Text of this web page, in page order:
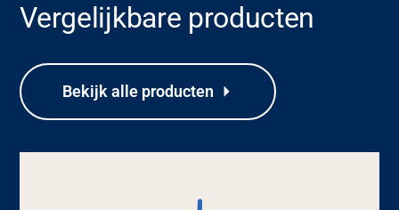
Vergelijkbare producten
Bekijk alle producten